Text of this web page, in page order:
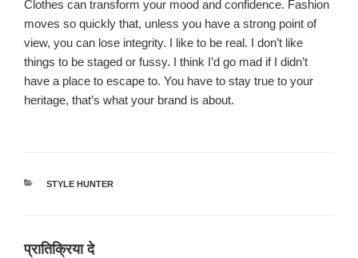
Clothes can transform your mood and confidence. Fashion
moves so quickly that, unless you have a strong point of
view, you can lose integrity. I like to be real. I don’t like
things to be staged or fussy. I think I’d go mad if I didn’t
have a place to escape to. You have to stay true to your
heritage, that’s what your brand is about.
श्रेणियाँ
STYLE HUNTER
प्रातिक्रिया दे